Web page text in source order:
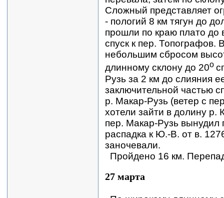
Сложный представляет
- пологий 8 км тягун до
прошли по краю плато до
спуск к пер.
небольшим сбросом
длинному склону до 20о
Рузь за 2 км до слияния
заключительной частью
р. Макар-Рузь (ветер с
хотели зайти в долину р.
пер. Макар-Рузь вынудил
распадка к Ю.-В. от в.
заночевали.
Пройдено 16 км.
27 марта